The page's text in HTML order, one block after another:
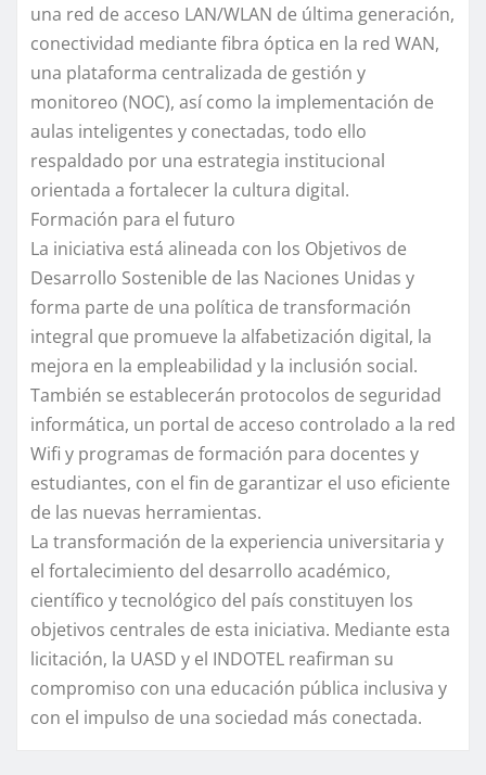
una red de acceso LAN/WLAN de última generación,
conectividad mediante fibra óptica en la red WAN,
una plataforma centralizada de gestión y
monitoreo (NOC), así como la implementación de
aulas inteligentes y conectadas, todo ello
respaldado por una estrategia institucional
orientada a fortalecer la cultura digital.
Formación para el futuro
La iniciativa está alineada con los Objetivos de
Desarrollo Sostenible de las Naciones Unidas y
forma parte de una política de transformación
integral que promueve la alfabetización digital, la
mejora en la empleabilidad y la inclusión social.
También se establecerán protocolos de seguridad
informática, un portal de acceso controlado a la red
Wifi y programas de formación para docentes y
estudiantes, con el fin de garantizar el uso eficiente
de las nuevas herramientas.
La transformación de la experiencia universitaria y
el fortalecimiento del desarrollo académico,
científico y tecnológico del país constituyen los
objetivos centrales de esta iniciativa. Mediante esta
licitación, la UASD y el INDOTEL reafirman su
compromiso con una educación pública inclusiva y
con el impulso de una sociedad más conectada.